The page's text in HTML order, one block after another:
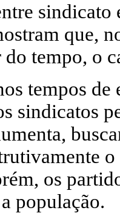
sindicato
que,
do tempo, o
tempos de
sindicatos
o
os
população.